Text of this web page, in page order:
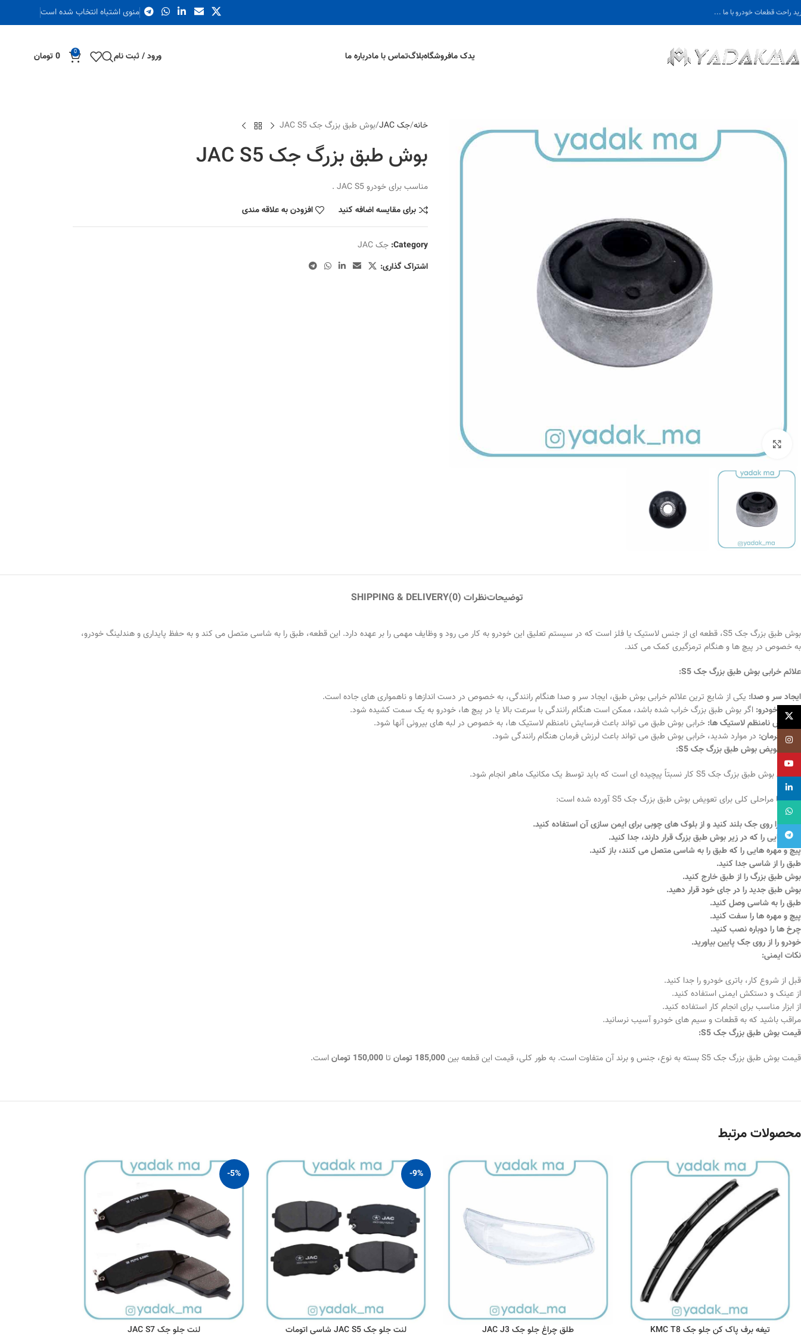
راحت قطعات خودرو با ما ... منوی اشتباه انتخاب شده است
یدک مافروشگاهبلاگتماس با مادرباره ما ورود / ثبت نام 0
0تومان
برای بزرگنمایی کلیک کنید
خانه جک JAC بوش طبق بزرگ جک JAC S5
بوش طبق بزرگ جک JAC S5
مناسب برای خودرو JAC S5 .
برای مقایسه اضافه کنید
افزودن به علاقه مندی
Category: جک JAC
اشتراک گذاری:
توضیحاتنظرات (0) SHIPPING & DELIVERY
بوش طبق بزرگ جک S5، قطعه ای از جنس لاستیک یا فلز است که در سیستم تعلیق این خودرو به کار می رود و وظایف مهمی را بر عهده دارد. این قطعه، طبق را به شاسی متصل می کند و به حفظ پایداری و هندلینگ خودرو،
به خصوص در پیچ ها و هنگام ترمزگیری کمک می کند.
علائم خرابی بوش طبق بزرگ جک S5:
ایجاد سر و صدا: یکی از شایع ترین علائم خرابی بوش طبق، ایجاد سر و صدا هنگام رانندگی، به خصوص در دست اندازها و ناهمواری های جاده است.
کشش خودرو: اگر بوش طبق بزرگ خراب شده باشد، ممکن است هنگام رانندگی با سرعت بالا یا در پیچ ها، خودرو به یک سمت کشیده شود.
فرسایش نامنظم لاستیک ها: خرابی بوش طبق می تواند باعث فرسایش نامنظم لاستیک ها، به خصوص در لبه های بیرونی آنها شود.
لرزش فرمان: در موارد شدید، خرابی بوش طبق می تواند باعث لرزش فرمان هنگام رانندگی شود.
نحوه تعویض بوش طبق بزرگ جک S5:
تعویض بوش طبق بزرگ جک S5 کار نسبتاً پیچیده ای است که باید توسط یک مکانیک ماهر انجام شود.
در اینجا مراحلی کلی برای تعویض بوش طبق بزرگ جک S5 آورده شده است:
خودرو را روی جک بلند کنید و از بلوک های چوبی برای ایمن سازی آن استفاده کنید.
چرخ هایی را که در زیر بوش طبق بزرگ قرار دارند، جدا کنید.
پیچ و مهره هایی را که طبق را به شاسی متصل می کنند، باز کنید.
طبق را از شاسی جدا کنید.
بوش طبق بزرگ را از طبق خارج کنید.
بوش طبق جدید را در جای خود قرار دهید.
طبق را به شاسی وصل کنید.
پیچ و مهره ها را سفت کنید.
چرخ ها را دوباره نصب کنید.
خودرو را از روی جک پایین بیاورید.
نکات ایمنی:
قبل از شروع کار، باتری خودرو را جدا کنید.
از عینک و دستکش ایمنی استفاده کنید.
از ابزار مناسب برای انجام کار استفاده کنید.
مراقب باشید که به قطعات و سیم های خودرو آسیب نرسانید.
قیمت بوش طبق بزرگ جک S5:
قیمت بوش طبق بزرگ جک S5 بسته به نوع، جنس و برند آن متفاوت است. به طور کلی، قیمت این قطعه بین
185,000 تومان تا 150,000 تومان است.
محصولات مرتبط
تیغه برف پاک کن جلو جک KMC T8 طلق چراغ جلو جک JAC J3
-9%
لنت جلو جک JAC S5 شاسی اتومات
-5%
لنت جلو جک JAC S7
X
اینستاگرام
تلگرام